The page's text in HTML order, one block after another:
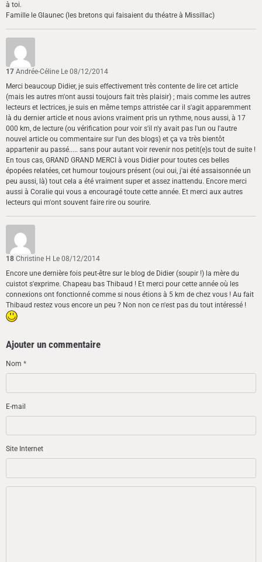
à toi.
Famille le Glaunec (les bretons qui faisaient du théatre à Missillac)
17 Andrée-Céline Le 08/12/2014
Merci beaucoup Didier, je suis effectivement très contente de lire cet article
(mais les autres m'ont aussi toujours fait très plaisir) ; mais comme les autres
lecteurs et lectrices, je suis en même temps attristée car il s'agit apparemment
là du dernier article et nous avions vraiment pris un rythme, nous aussi, à 17
000 km, de lecture (ou vérification pour voir s'il n'y avait pas l'un ou l'autre
nouvel article ou commentaire sur l'un des blogs) et ça va très bientôt
appartenir au passé..... sans pour autant voir revenir nos petit(e)s tout de suite !
En tous cas, GRAND GRAND MERCI à vous Didier pour toutes ces belles
épopées relatées, cet humour toujours présent (oui oui, j'ai été assaisonnée un
peu aussi, là) tout cela a été vraiment super et assez inattendu. Encore merci
aussi à Coralie qui vous a encouragé toute cette année. Et merci aux autres
lecteurs qui m'ont souvent faire rire ou sourire.
18 Christine H Le 08/12/2014
Encore une dernière fois peut-être sur le blog de Didier (soupir !) la mère du
cuistot s'exprime. Chapeau bas Thibaud ! Et merci pour cette année où les
connexions ont fonctionné comme si nous étions à 5 km de chez vous ! Au fait
Thibaud restez vous encore un peu ? Non non ce n'est pas du tout intéressé !
Ajouter un commentaire
Nom
E-mail
Site Internet